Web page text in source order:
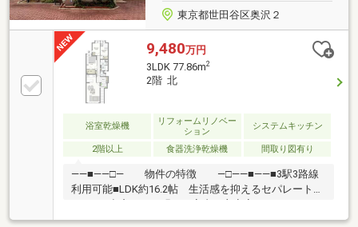
東京都世田谷区奥沢２
9,480万円
3LDK 77.86m2
2階 北
浴室乾燥機
リフォームリノベー
ション
システムキッチン
2階以上 食器洗浄乾燥機 間取り図有り
――■――□― 物件の特徴 ―□――■――■3駅3路線
利用可能■LDK約16.2帖 生活感を抑えるセパレートキ
トを完備あなたの街の、一番身近なプロフェッショナ